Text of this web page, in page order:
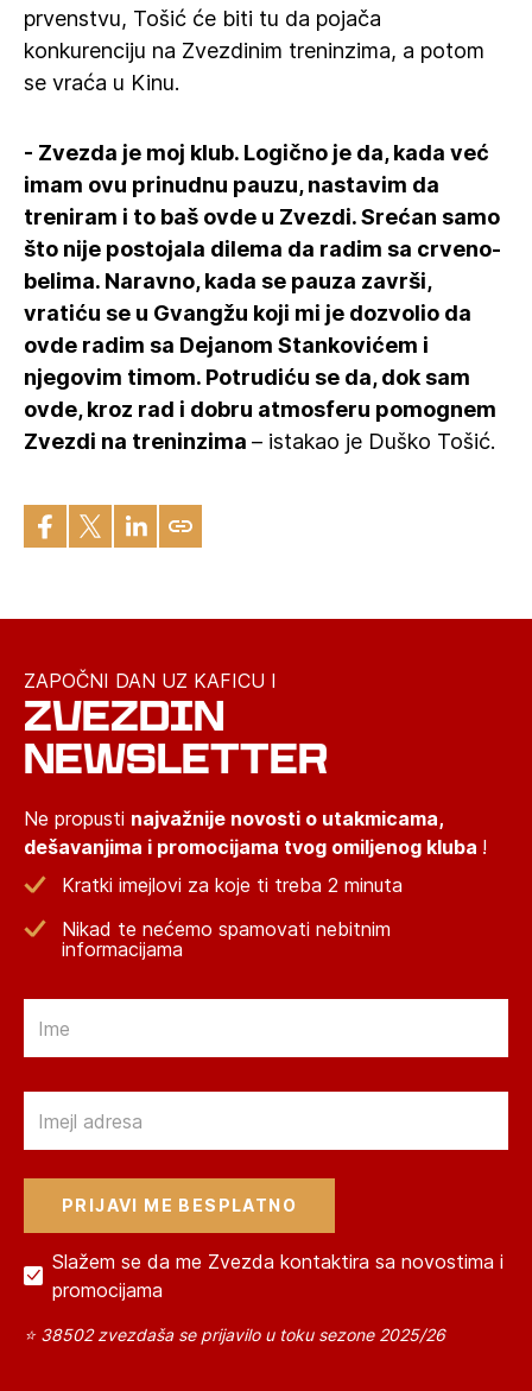
prvenstvu, Tošić će biti tu da pojača
konkurenciju na Zvezdinim treninzima, a potom
se vraća u Kinu.
- Zvezda je moj klub. Logično je da, kada već
imam ovu prinudnu pauzu, nastavim da
treniram i to baš ovde u Zvezdi. Srećan samo
što nije postojala dilema da radim sa crveno-
belima. Naravno, kada se pauza završi,
vratiću se u Gvangžu koji mi je dozvolio da
ovde radim sa Dejanom Stankovićem i
njegovim timom. Potrudiću se da, dok sam
ovde, kroz rad i dobru atmosferu pomognem
Zvezdi na treninzima – istakao je Duško Tošić.
ZAPOČNI DAN UZ KAFICU I
ZVEZDIN
NEWSLETTER
Ne propusti najvažnije novosti o utakmicama,
dešavanjima i promocijama tvog omiljenog kluba !
Kratki imejlovi za koje ti treba 2 minuta
Nikad te nećemo spamovati nebitnim
informacijama
Slažem se da me Zvezda kontaktira sa novostima i
promocijama
⭐ 38502 zvezdaša se prijavilo u toku sezone 2025/26